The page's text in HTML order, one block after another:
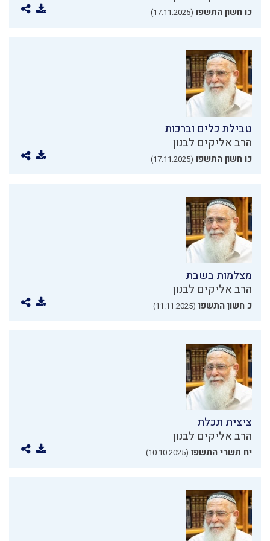
כו חשון התשפו (17.11.2025)
טבילת כלים וברכות
הרב אליקים לבנון
כו חשון התשפו (17.11.2025)
מצלמות בשבת
הרב אליקים לבנון
כ חשון התשפו (11.11.2025)
ציצית תכלת
הרב אליקים לבנון
יח תשרי התשפו (10.10.2025)